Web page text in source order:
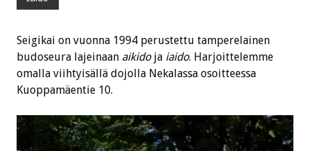
Seigikai on vuonna 1994 perustettu tamperelainen
budoseura lajeinaan aikidoja iaido. Harjoittelemme
omalla viihtyisällä dojolla Nekalassa osoitteessa
Kuoppamäentie 10.